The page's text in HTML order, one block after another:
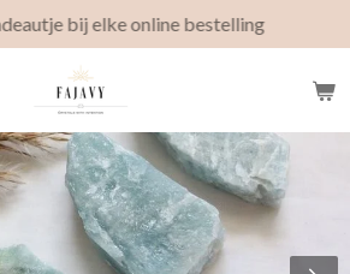
bij elke online bestelling